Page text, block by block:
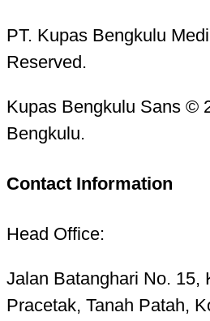
PT. Kupas Bengkulu
Reserved.
Kupas Bengkulu Sans ©
Bengkulu.
Contact Information
Head Office:
Jalan Batanghari No. 15,
Pracetak, Tanah Patah,